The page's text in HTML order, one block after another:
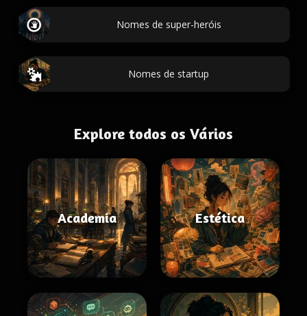
Nomes de super-heróis
Nomes de startup
Explore todos os Vários
Academia Estética